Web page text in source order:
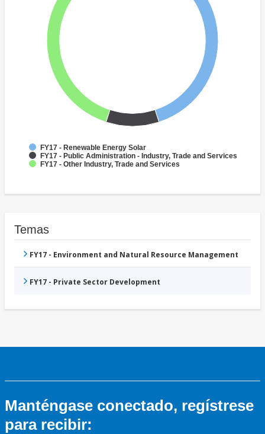
FY17 - Renewable Energy Solar
FY17 - Public Administration - Industry, Trade and Services
FY17 - Other Industry, Trade and Services
Temas
FY17 - Environment and Natural Resource Management
FY17 - Private Sector Development
Manténgase conectado, regístrese
para recibir: